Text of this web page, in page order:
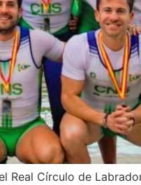
Real Círculo de